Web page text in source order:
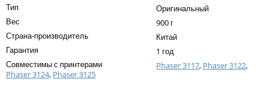
Toshiba
Xerox
Для франкировальной машины
Тип
Оригинальный
Вес
900 г
Страна-производитель
Китай
Гарантия
1 год
Совместимы с принтерами
Phaser 3117, Phaser 3122,
Phaser 3124, Phaser 3125